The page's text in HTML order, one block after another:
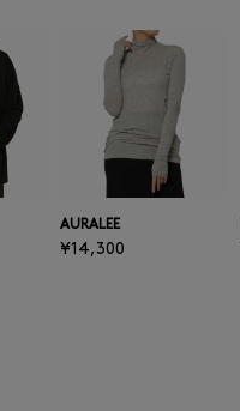
AURALEE
¥14,300